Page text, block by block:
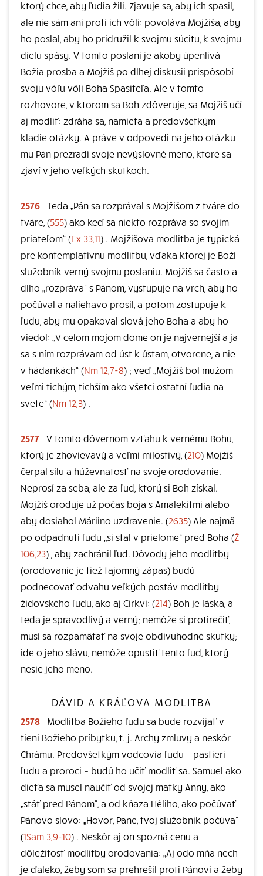
ktorý chce, aby ľudia žili. Zjavuje sa, aby ich spasil,
ale nie sám ani proti ich vôli: povoláva Mojžiša, aby
ho poslal, aby ho pridružil k svojmu súcitu, k svojmu
dielu spásy. V tomto poslaní je akoby úpenlivá
Božia prosba a Mojžiš po dlhej diskusii prispôsobí
svoju vôľu vôli Boha Spasiteľa. Ale v tomto
rozhovore, v ktorom sa Boh zdôveruje, sa Mojžiš učí
aj modliť: zdráha sa, namieta a predovšetkým
kladie otázky. A práve v odpovedi na jeho otázku
mu Pán prezradí svoje nevýslovné meno, ktoré sa
zjaví v jeho veľkých skutkoch.
2576 Teda „Pán sa rozprával s Mojžišom z tváre do
tváre, (555) ako keď sa niekto rozpráva so svojím
priateľom“ (Ex 33,11) . Mojžišova modlitba je typická
pre kontemplatívnu modlitbu, vďaka ktorej je Boží
služobník verný svojmu poslaniu. Mojžiš sa často a
dlho „rozpráva“ s Pánom, vystupuje na vrch, aby ho
počúval a naliehavo prosil, a potom zostupuje k
ľudu, aby mu opakoval slová jeho Boha a aby ho
viedol: „V celom mojom dome on je najvernejší a ja
sa s ním rozprávam od úst k ústam, otvorene, a nie
v hádankách“ (Nm 12,7-8) ; veď „Mojžiš bol mužom
veľmi tichým, tichším ako všetci ostatní ľudia na
svete“ (Nm 12,3) .
2577 V tomto dôvernom vzťahu k vernému Bohu,
ktorý je zhovievavý a veľmi milostivý, (210) Mojžiš
čerpal silu a húževnatosť na svoje orodovanie.
Neprosí za seba, ale za ľud, ktorý si Boh získal.
Mojžiš oroduje už počas boja s Amalekitmi alebo
aby dosiahol Máriino uzdravenie. (2635) Ale najmä
po odpadnutí ľudu „si stal v prielome“ pred Boha (Ž
106,23) , aby zachránil ľud. Dôvody jeho modlitby
(orodovanie je tiež tajomný zápas) budú
podnecovať odvahu veľkých postáv modlitby
židovského ľudu, ako aj Cirkvi: (214) Boh je láska, a
teda je spravodlivý a verný; nemôže si protirečiť,
musí sa rozpamätať na svoje obdivuhodné skutky;
ide o jeho slávu, nemôže opustiť tento ľud, ktorý
nesie jeho meno.
DÁVID A KRÁĽOVA MODLITBA
2578
Modlitba Božieho ľudu sa bude rozvíjať v
tieni Božieho príbytku, t. j. Archy zmluvy a neskôr
Chrámu. Predovšetkým vodcovia ľudu – pastieri
ľudu a proroci – budú ho učiť modliť sa. Samuel ako
dieťa sa musel naučiť od svojej matky Anny, ako
„stáť pred Pánom“, a od kňaza Héliho, ako počúvať
Pánovo slovo: „Hovor, Pane, tvoj služobník počúva“
(1Sam 3,9-10) . Neskôr aj on spozná cenu a
dôležitosť modlitby orodovania: „Aj odo mňa nech
je ďaleko, žeby som sa prehrešil proti Pánovi a žeby